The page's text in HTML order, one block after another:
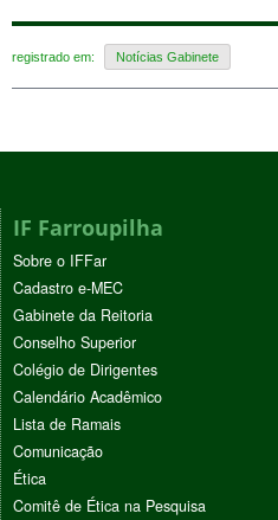
registrado em: Notícias Gabinete
IF Farroupilha
Sobre o IFFar
Cadastro e-MEC
Gabinete da Reitoria
Conselho Superior
Colégio de Dirigentes
Calendário Acadêmico
Lista de Ramais
Comunicação
Ética
Comitê de Ética na Pesquisa